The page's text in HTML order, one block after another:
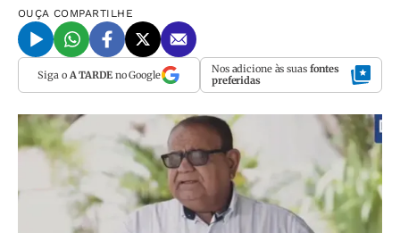
OUÇA COMPARTILHE
Siga o A TARDEno Google Nos adicione às suas fontes
preferidas